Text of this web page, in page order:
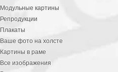
Модульные картины
Репродукции
Плакаты
Ваше фото на холсте
Картины в раме
Все изображения